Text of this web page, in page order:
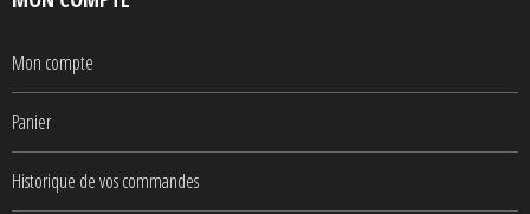
Mon compte
Panier
Historique de vos commandes